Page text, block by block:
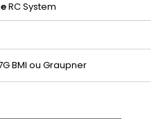
RC System
BMI ou Graupner